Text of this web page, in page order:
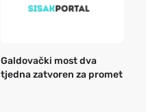
Galdovački most dva
tjedna zatvoren za promet